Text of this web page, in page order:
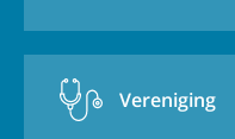
Vereniging